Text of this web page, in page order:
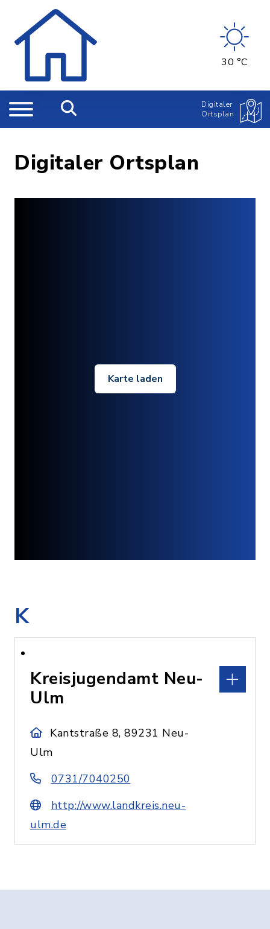
30 °C
Digitaler
Ortsplan
Digitaler Ortsplan
Karte laden
K
Kreisjugendamt Neu-
Ulm
Kantstraße 8, 89231 Neu-
Ulm
0731/7040250
http://www.landkreis.neu-
ulm.de